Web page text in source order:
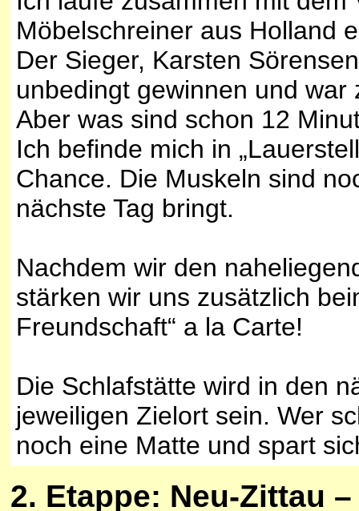
Möbelschreiner aus Holland
Der Sieger, Karsten
unbedingt gewinnen und
Aber was sind schon 12
Ich befinde mich in
Chance. Die Muskeln sind
nächste Tag bringt.
Nachdem wir den
stärken wir uns zusätzlich
Freundschaft“ a la Carte!
Die Schlafstätte wird in den
jeweiligen Zielort sein. Wer
noch eine Matte und spart
2. Etappe: Neu-Zittau